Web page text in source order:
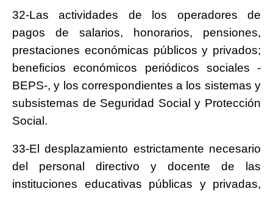
32-Las actividades de los operadores de
pagos de salarios, honorarios, pensiones,
prestaciones económicas públicos y privados;
beneficios económicos periódicos sociales -
BEPS-, y los correspondientes a los sistemas y
subsistemas de Seguridad Social y Protección
Social.
33-El desplazamiento estrictamente necesario
del personal directivo y docente de las
instituciones educativas públicas y privadas,